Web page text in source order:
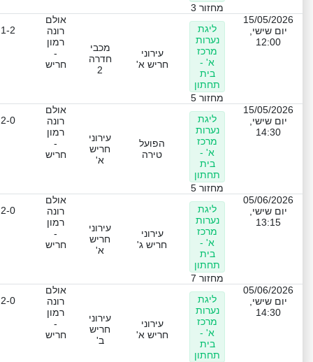
מחזור 3
15/05/2026
יום שישי,
12:00
ליגת
נערות
מרכז
א' -
בית
תחתון
מחזור 5
עירוני
חריש א'
מכבי
חדרה
2
אולם
רונה
רמון
-
חריש
1-2
15/05/2026
יום שישי,
14:30
ליגת
נערות
מרכז
א' -
בית
תחתון
מחזור 5
הפועל
טירה
עירוני
חריש
א'
אולם
רונה
רמון
-
חריש
2-0
05/06/2026
יום שישי,
13:15
ליגת
נערות
מרכז
א' -
בית
תחתון
מחזור 7
עירוני
חריש ג'
עירוני
חריש
א'
אולם
רונה
רמון
-
חריש
2-0
05/06/2026
יום שישי,
14:30
ליגת
נערות
מרכז
א' -
בית
תחתון
עירוני
חריש א'
עירוני
חריש
ב'
אולם
רונה
רמון
-
חריש
2-0